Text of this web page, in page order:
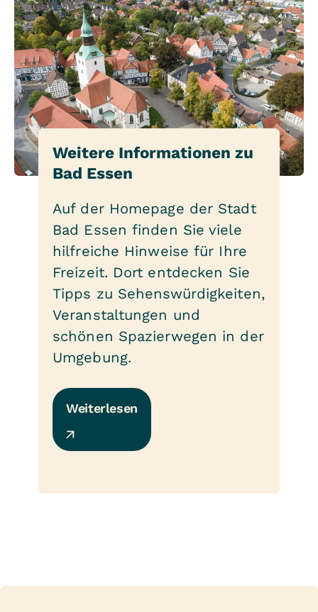
Weitere Informationen zu
Bad Essen
Auf der Homepage der Stadt
Bad Essen finden Sie viele
hilfreiche Hinweise für Ihre
Freizeit. Dort entdecken Sie
Tipps zu Sehenswürdigkeiten,
Veranstaltungen und
schönen Spazierwegen in der
Umgebung.
Weiterlesen